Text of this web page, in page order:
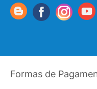
Formas de